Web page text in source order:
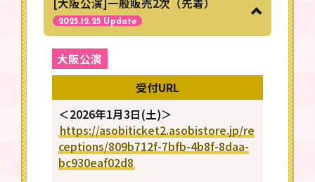
チケット情報
ご注意事項
Q&A
よくある質問
2025.12.25 Update
大阪公演
受付URL
＜2026年1月3日(土)＞
https://asobiticket2.asobistore.jp/re
ceptions/809b712f-7bfb-4b8f-8daa-
bc930eaf02d8